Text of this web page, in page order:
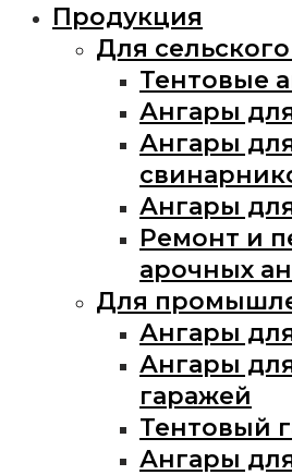
Продукция
Для
Тентовые
Ангары
Ангары
Ангары
Ремонт и
арочных
Для
Ангары
Ангары
гаражей
Тентовый
Ангары